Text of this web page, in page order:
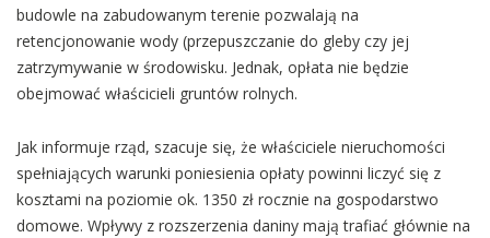
budowle na zabudowanym terenie pozwalają na
retencjonowanie wody (przepuszczanie do gleby czy jej
zatrzymywanie w środowisku. Jednak, opłata nie będzie
obejmować właścicieli gruntów rolnych.
Jak informuje rząd, szacuje się, że właściciele nieruchomości
spełniających warunki poniesienia opłaty powinni liczyć się z
kosztami na poziomie ok. 1350 zł rocznie na gospodarstwo
domowe. Wpływy z rozszerzenia daniny mają trafiać głównie na